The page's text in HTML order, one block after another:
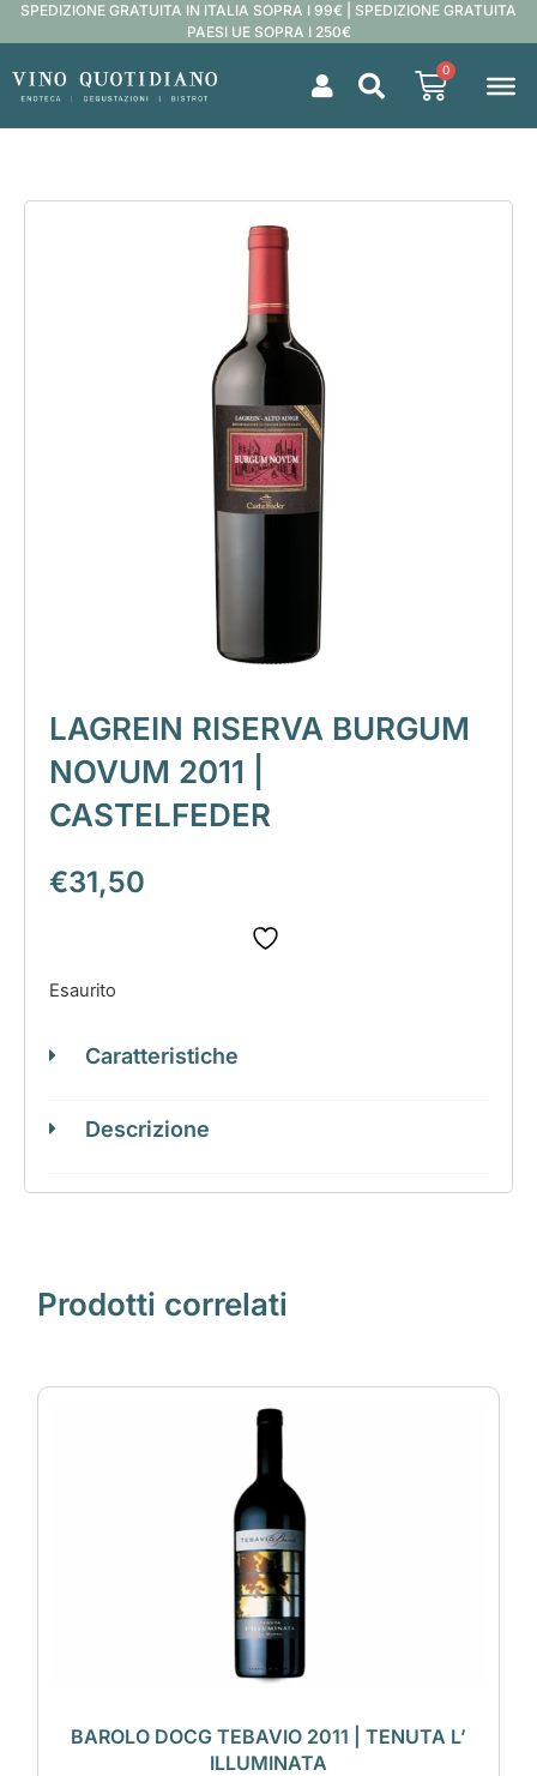
SPEDIZIONE GRATUITA IN ITALIA SOPRA I 99€ | SPEDIZIONE GRATUITA
PAESI UE SOPRA I 250€
0
LAGREIN RISERVA BURGUM
NOVUM 2011 |
CASTELFEDER
€31,50
Esaurito
Caratteristiche
Descrizione
Prodotti correlati
BAROLO DOCG TEBAVIO 2011 | TENUTA L’
ILLUMINATA